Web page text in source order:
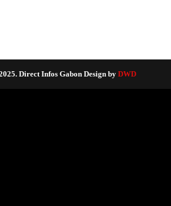
Direct Infos Gabon Design by DWD